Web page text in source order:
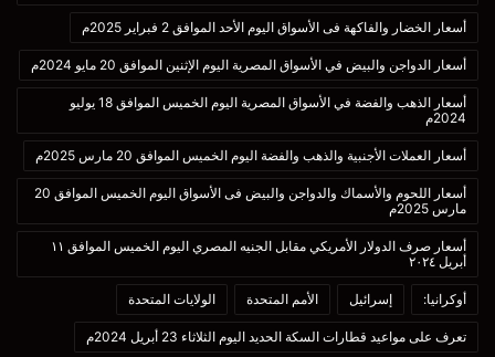
أسعار الخضار والفاكهة فى الأسواق اليوم الأحد الموافق 2 فبراير 2025م
أسعار الدواجن والبيض في الأسواق المصرية اليوم الإثنين الموافق 20 مايو 2024م
أسعار الذهب والفضة في الأسواق المصرية اليوم الخميس الموافق 18 يوليو
2024م
أسعار العملات الأجنبية والذهب والفضة اليوم الخميس الموافق 20 مارس 2025م
أسعار اللحوم والأسماك والدواجن والبيض فى الأسواق اليوم الخميس الموافق 20
مارس 2025م
أسعار صرف الدولار الأمريكي مقابل الجنيه المصري اليوم الخميس الموافق ١١
أبريل ٢٠٢٤
أوكرانيا: إسرائيل الأمم المتحدة الولايات المتحدة
تعرف على مواعيد قطارات السكة الحديد اليوم الثلاثاء 23 أبريل 2024م